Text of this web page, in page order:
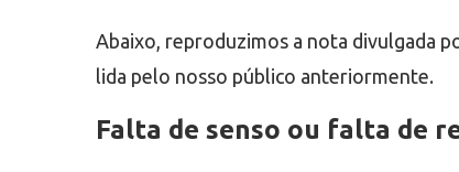
Abaixo, reproduzimos a nota divulgada
lida pelo nosso público anteriormente.
Falta de senso ou falta de